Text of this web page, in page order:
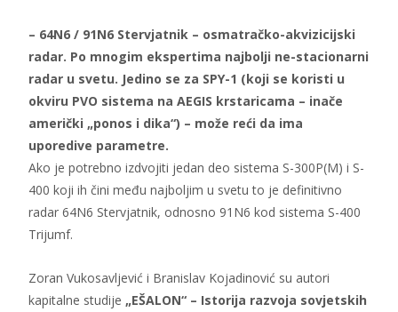
– 64N6 / 91N6 Stervjatnik – osmatračko-akvizicijski
radar. Po mnogim ekspertima najbolji ne-stacionarni
radar u svetu. Jedino se za SPY-1 (koji se koristi u
okviru PVO sistema na AEGIS krstaricama – inače
američki „ponos i dika“) – može reći da ima
uporedive parametre.
Ako je potrebno izdvojiti jedan deo sistema S-300P(M) i S-
400 koji ih čini među najboljim u svetu to je definitivno
radar 64N6 Stervjatnik, odnosno 91N6 kod sistema S-400
Trijumf.
Zoran Vukosavljević i Branislav Kojadinović su autori
kapitalne studije „EŠALON“ – Istorija razvoja sovjetskih